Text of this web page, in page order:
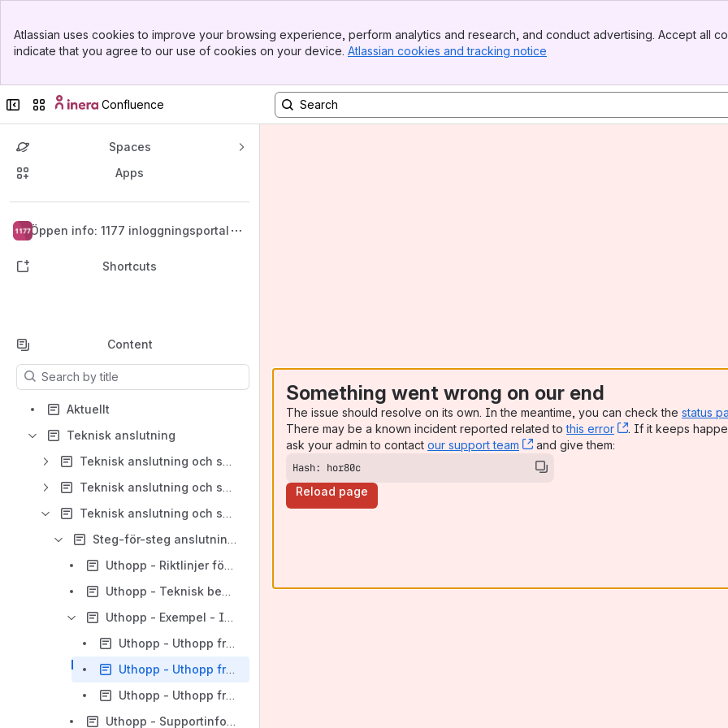
Top Bar
Sidebar
Atlassian uses cookies to improve your browsing experience, perform analytics and research, and conduct advertising. Accept all
indicate that you agree to our use of cookies on your device. Atlassian cookies and tracking notice
Collapse sidebar
Switch sites or apps
Confluence
Spaces
Apps
Öppen info: 1177 inloggningsportal
Back to top
Shortcuts
Content
Results will update as you type.
Aktuellt
Teknisk anslutning
Teknisk anslutning och systemkrav Förnya recept från lista
Teknisk anslutning och systemkrav Synpunkter och klagomål
Teknisk anslutning och systemkrav Uthopp
Steg-för-steg anslutning till en ny 1177 Uthoppstjänst
Uthopp - Riktlinjer för anslutning till uthoppsfunktionen
Uthopp - Teknisk beskrivning
Uthopp - Exempel - Invånarens perspektiv
Uthopp - Uthopp från mottagning
Uthopp - Uthopp från ett inkorgsmeddelande
Uthopp - Uthopp från övriga tjänster
Uthopp - Supportinformation
Something went wrong on our end
The issue should resolve on its own. In the meantime, you can check the status
There may be a known incident reported related tothis error , (opens new
. If it keeps
ask your admin to contact our support team , (opens new window)
and give them:
Hash: hor80c
Reload page